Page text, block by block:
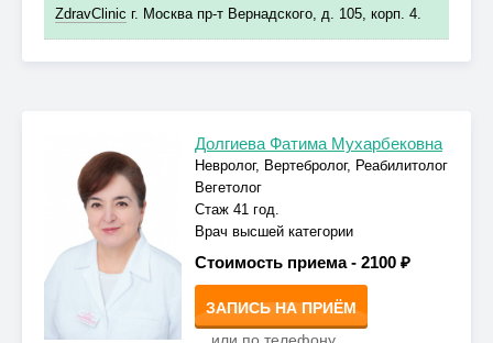
ZdravClinic г. Москва пр-т Вернадского, д. 105, корп. 4.
Долгиева Фатима Мухарбековна
Невролог, Вертебролог, Реабилитолог
Вегетолог
Стаж 41 год.
Врач высшей категории
Стоимость приема - 2100 ₽
ЗАПИСЬ НА ПРИЁМ